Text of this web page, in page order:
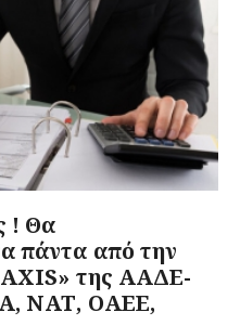
! Θα
πάντα από την
της ΑΑΔΕ-
ΝΑΤ, ΟΑΕΕ,